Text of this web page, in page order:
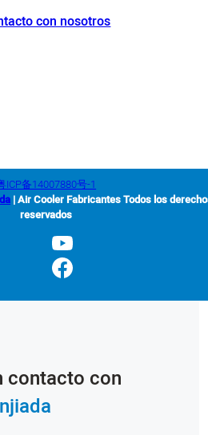
con nosotros
ICP备14007880号-1
| Air Cooler Fabricantes Todos los
reservados
contacto con